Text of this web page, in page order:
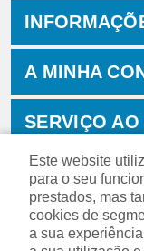
A MINHA
SERVIÇO
Este website
para o seu
prestados, mas
cookies de
a sua